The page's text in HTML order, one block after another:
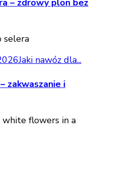
– zdrowy plon bez
Jaki nawóz dla...
zakwaszanie i